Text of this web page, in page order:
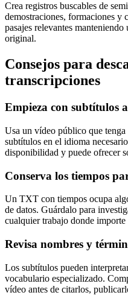
Crea registros buscables de
demostraciones, formaciones y
pasajes relevantes
original.
Consejos para
transcripciones
Empieza con subtítulos
Usa un vídeo público que
subtítulos en el idioma
disponibilidad y puede ofrecer
Conserva los tiempos
Un TXT con tiempos ocupa
de datos. Guárdalo para
cualquier trabajo donde importe
Revisa nombres y
Los subtítulos pueden
vocabulario especializado.
vídeo antes de citarlos,